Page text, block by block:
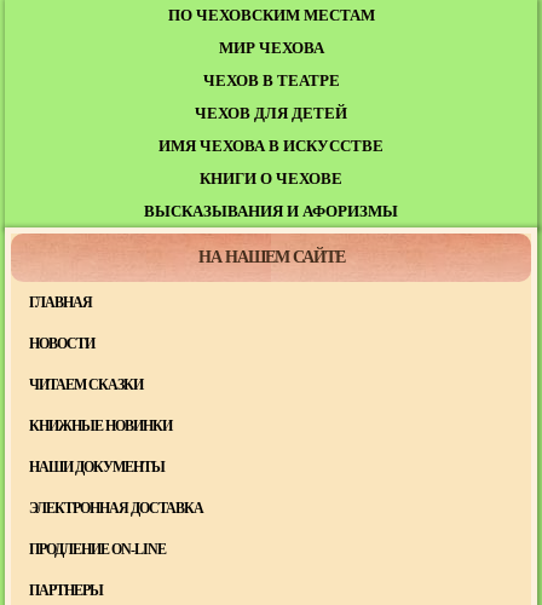
ПО ЧЕХОВСКИМ МЕСТАМ
МИР ЧЕХОВА
ЧЕХОВ В ТЕАТРЕ
ЧЕХОВ ДЛЯ ДЕТЕЙ
ИМЯ ЧЕХОВА В ИСКУССТВЕ
КНИГИ О ЧЕХОВЕ
ВЫСКАЗЫВАНИЯ И АФОРИЗМЫ
НА НАШЕМ САЙТЕ
ГЛАВНАЯ
НОВОСТИ
ЧИТАЕМ СКАЗКИ
КНИЖНЫЕ НОВИНКИ
НАШИ ДОКУМЕНТЫ
ЭЛЕКТРОННАЯ ДОСТАВКА
ПРОДЛЕНИЕ ON-LINE
ПАРТНЕРЫ